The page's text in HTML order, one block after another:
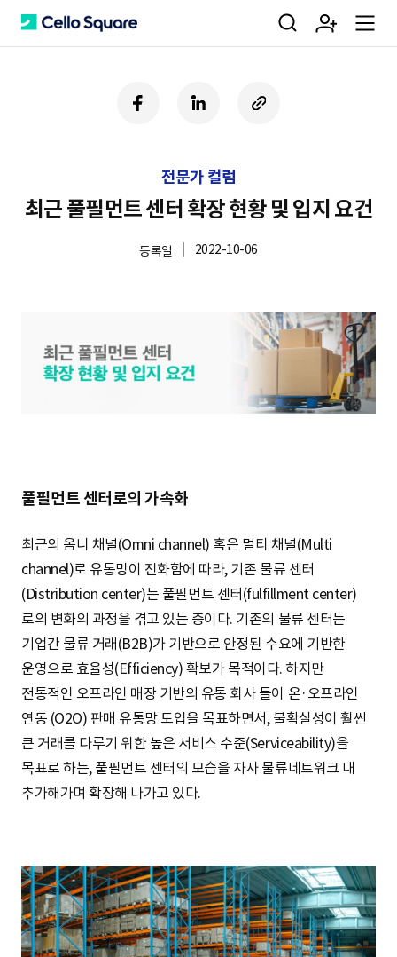
C
u
a
r
e
검 회 m
페
이
크
U
R
하
기
전문가 컬럼
최근 풀필먼트 센터 확장 현황 및 입지 요건
등록일 2022-10-06
풀필먼트 센터로의 가속화
최근의 옴니 채널(Omni channel) 혹은 멀티 채널(Multi
channel)로 유통망이 진화함에 따라, 기존 물류 센터
(Distribution center)는 풀필먼트 센터(fulfillment center)
로의 변화의 과정을 겪고 있는 중이다. 기존의 물류 센터는
기업간 물류 거래(B2B)가 기반으로 안정된 수요에 기반한
운영으로 효율성(Efficiency) 확보가 목적이다. 하지만
전통적인 오프라인 매장 기반의 유통 회사 들이 온·오프라인
연동 (O2O) 판매 유통망 도입을 목표하면서, 불확실성이 훨씬
큰 거래를 다루기 위한 높은 서비스 수준(Serviceability)을
목표로 하는, 풀필먼트 센터의 모습을 자사 물류네트워크 내
추가해가며 확장해 나가고 있다.